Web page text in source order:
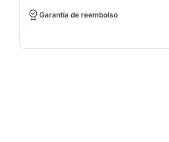
Garantía de reembolso